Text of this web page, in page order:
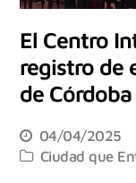
El Centro
registro de
de
04/04/2025
Ciudad que